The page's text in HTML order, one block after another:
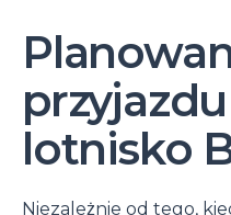
lotnisko
Niezależnie od tego,